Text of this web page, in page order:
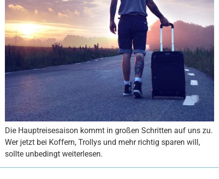
Die Hauptreisesaison kommt in großen Schritten auf uns zu.
Wer jetzt bei Koffern, Trollys und mehr richtig sparen will,
sollte unbedingt weiterlesen.